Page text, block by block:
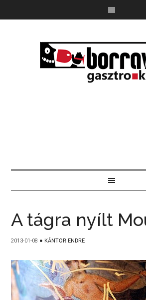
A tágra nyílt
2013-01-08 ● KÁNTOR ENDRE